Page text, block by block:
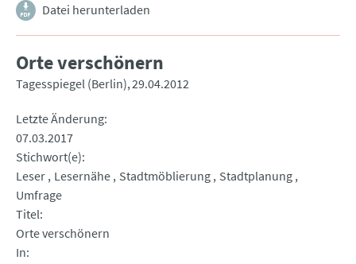
Datei herunterladen
Orte verschönern
Tagesspiegel (Berlin) 29.04.2012
Letzte Änderung
07.03.2017
Stichwort(e)
Leser Lesernähe Stadtmöblierung Stadtplanung
Umfrage
Titel
Orte verschönern
In